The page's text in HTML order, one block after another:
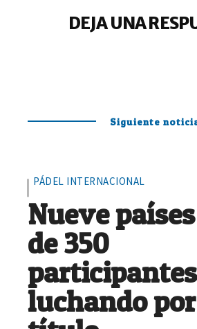
DEJA UNA
Siguiente
PÁDEL INTERNACIONAL
Nueve
de 350
participantes
luchando